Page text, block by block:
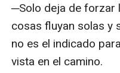
─Solo deja de forzar
cosas fluyan solas y
no es el indicado
vista en el camino.